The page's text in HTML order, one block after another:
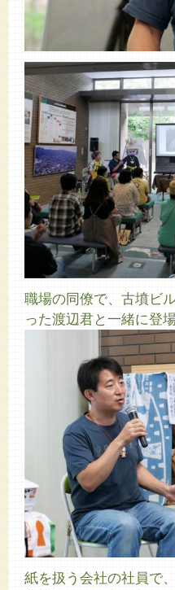
職場の同僚で、古墳ビ
った渡辺君と一緒に登場
紙を扱う会社の社員で